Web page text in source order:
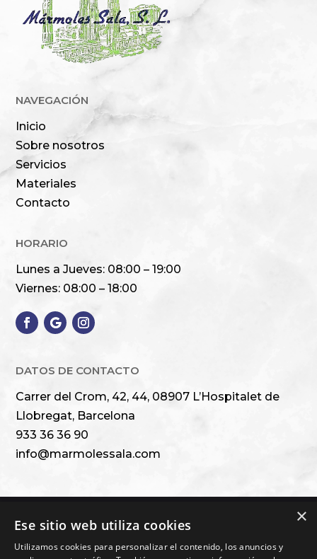
NAVEGACIÓN
Inicio
Sobre nosotros
Servicios
Materiales
Contacto
HORARIO
Lunes a Jueves: 08:00 – 19:00
Viernes: 08:00 – 18:00
DATOS DE CONTACTO
Carrer del Crom, 42, 44, 08907 L’Hospitalet de
Llobregat, Barcelona
933 36 36 90
info@marmolessala.com
Financiado por la Unión Europea – NextGenerationEU ×
Ese sitio web utiliza cookies
Utilizamos cookies para personalizar el contenido, los anuncios y